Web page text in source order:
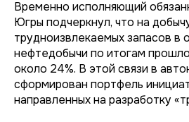
Временно исполняющий
Югры подчеркнул, что на
трудноизвлекаемых запасов
нефтедобычи по итогам
около 24%. В этой связи в
сформирован портфель
направленных на разработку